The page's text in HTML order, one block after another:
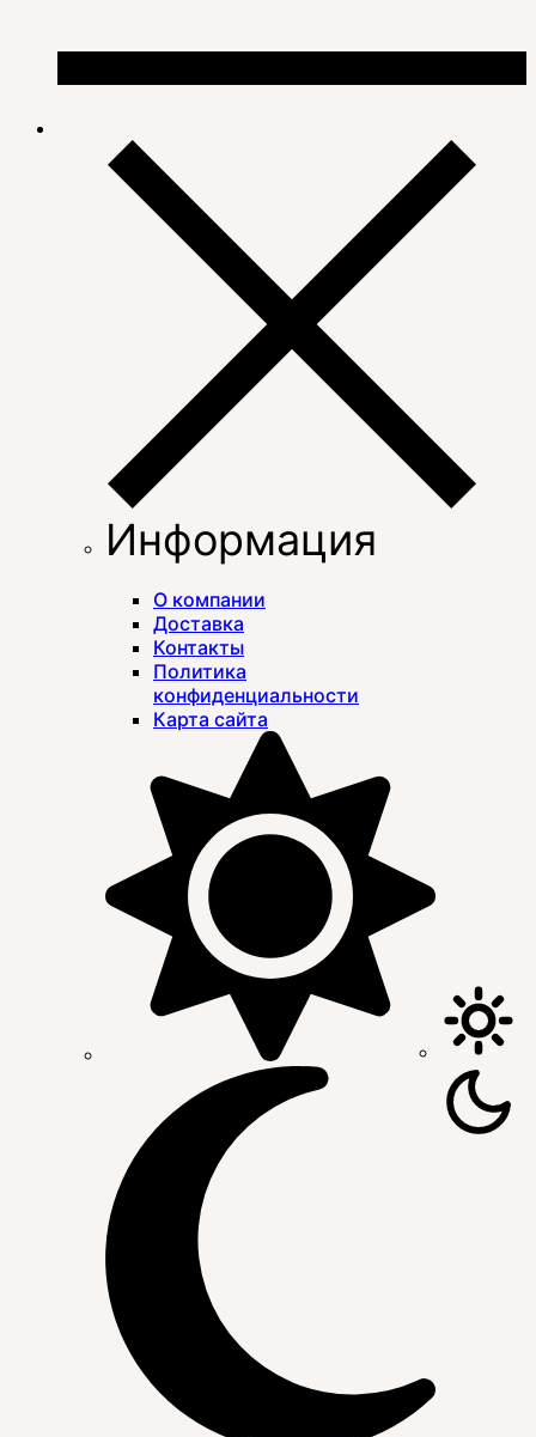
Информация
О компании
Доставка
Контакты
Политика
конфиденциальности
Карта сайта